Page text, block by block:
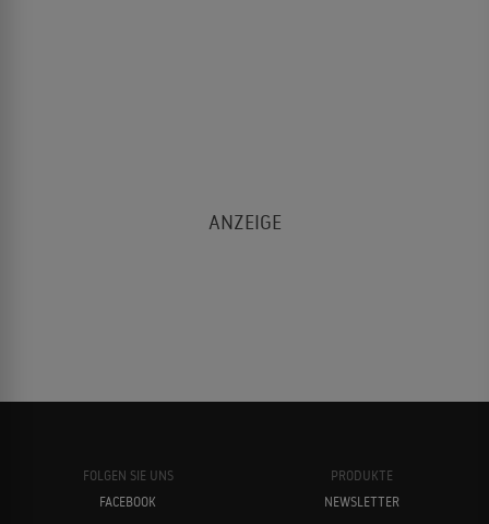
FOLGEN SIE UNS
FACEBOOK
PRODUKTE
NEWSLETTER